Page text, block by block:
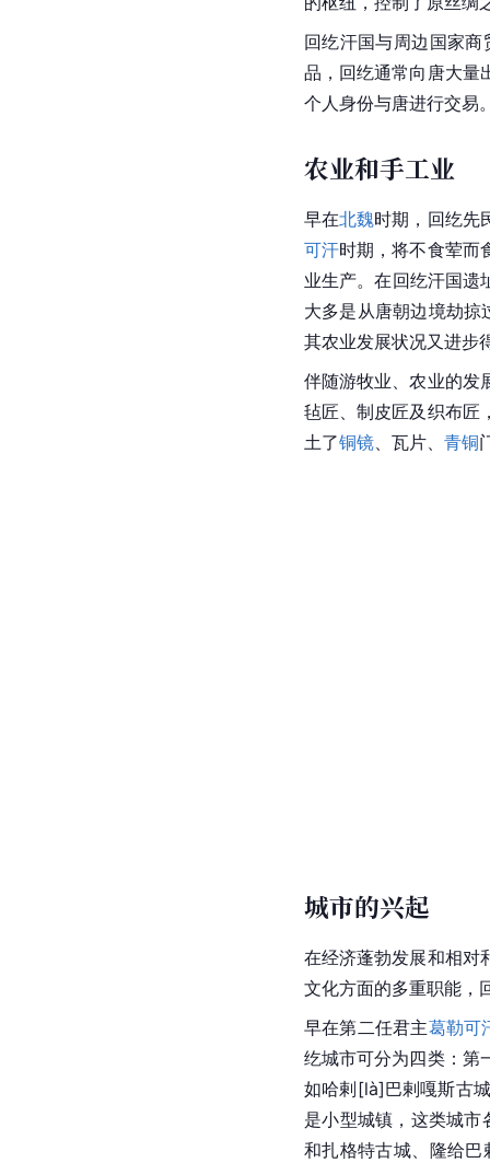
回纥汗国与周边国家
品，回纥通常向唐大量
个人身份与唐进行交易
农业和手工业
早在北魏时期，回纥先
可汗时期，将不食荤而
业生产。在回纥汗国遗
大多是从唐朝边境劫掠
其农业发展状况又进步
伴随游牧业、农业的发
毡匠、制皮匠及织布匠
土了铜镜 、瓦片、 青铜
城市的兴起
在经济蓬勃发展和相对
文化方面的多重职能，
早在第二任君主葛勒可
纥城市可分为四类：第
如哈剌[là]巴剌嘎斯古
是小型城镇，这类城
和扎格特古城、隆给